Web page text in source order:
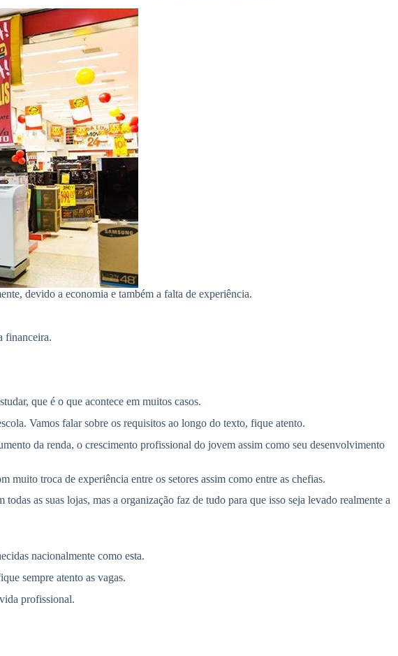
devido a economia e também a falta de experiência.
financeira.
que é o que acontece em muitos casos.
Vamos falar sobre os requisitos ao longo do texto, fique atento.
da renda, o crescimento profissional do jovem assim como seu desenvolvimento
muito troca de experiência entre os setores assim como entre as chefias.
as suas lojas, mas a organização faz de tudo para que isso seja levado realmente a
nacionalmente como esta.
sempre atento as vagas.
profissional.